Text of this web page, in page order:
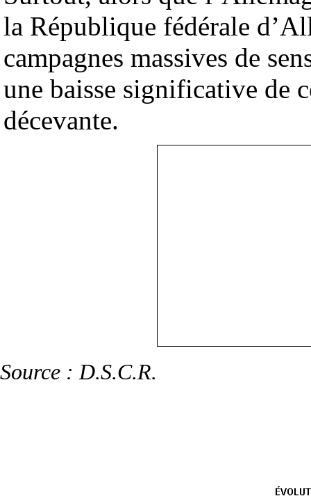
la République fédérale
campagnes massives de
une baisse significative de
décevante.
Source : D.S.C.R.